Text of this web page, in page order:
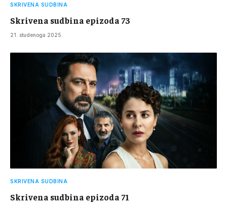
SKRIVENA SUDBINA
Skrivena sudbina epizoda 73
21. studenoga 2025.
SKRIVENA SUDBINA
Skrivena sudbina epizoda 71